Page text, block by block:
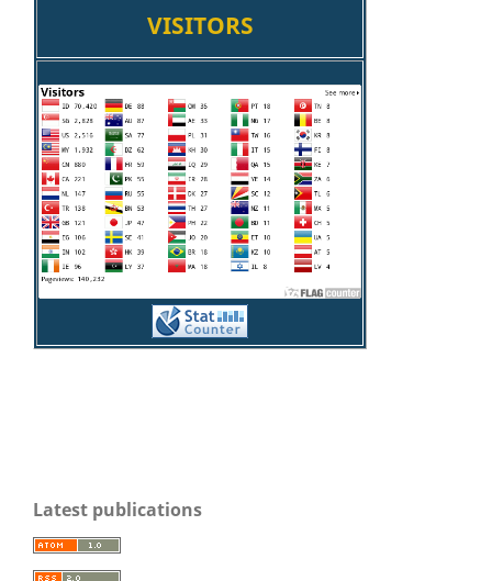
VISITORS
Latest publications